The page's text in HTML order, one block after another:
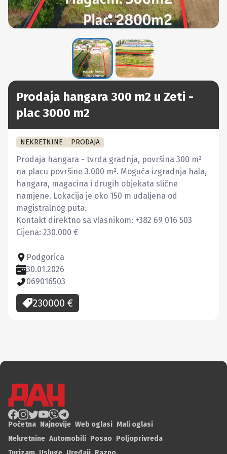
Prodaja hangara 300 m2 u Zeti -
plac 3000 m2
NEKRETNINE PRODAJA
Prodaja hangara - tvrda gradnja, površina 300 m²
na placu površine 3.000 m². Moguća izgradnja hala,
hangara, magacina i drugih objekata slične
namjene. Lokacija je oko 150 m udaljena od
magistralnog puta.
Kontakt direktno sa vlasnikom: +382 69 016 503
Cijena: 230.000 €
Podgorica
30.01.2026
069016503
230000 €
Početna Najnovije Web oglasi Mali oglasi
Nekretnine Automobili Posao Poljoprivreda